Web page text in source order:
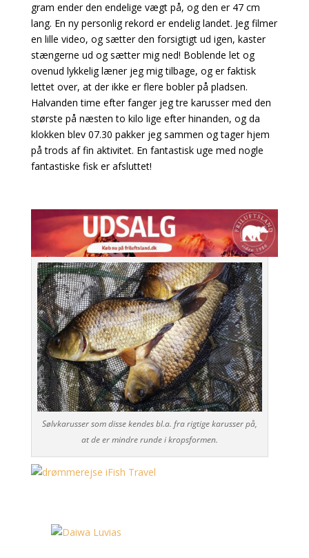
gram ender den endelige vægt på, og den er 47 cm
lang. En ny personlig rekord er endelig landet. Jeg filmer
en lille video, og sætter den forsigtigt ud igen, kaster
stængerne ud og sætter mig ned! Boblende let og
ovenud lykkelig læner jeg mig tilbage, og er faktisk
lettet over, at der ikke er flere bobler på pladsen.
Halvanden time efter fanger jeg tre karusser med den
største på næsten to kilo lige efter hinanden, og da
klokken blev 07.30 pakker jeg sammen og tager hjem
på trods af fin aktivitet. En fantastisk uge med nogle
fantastiske fisk er afsluttet!
Sølvkarusser som disse kendes bl.a. fra rigtige karusser på,
at de er mindre runde i kropsformen.